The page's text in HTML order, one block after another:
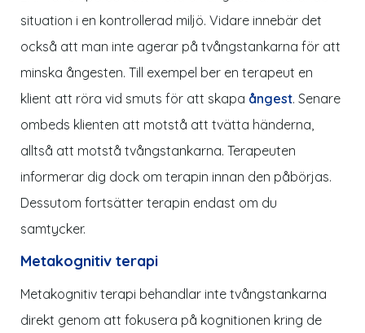
situation i en kontrollerad miljö. Vidare innebär det
också att man inte agerar på tvångstankarna för att
minska ångesten. Till exempel ber en terapeut en
klient att röra vid smuts för att skapa ångest. Senare
ombeds klienten att motstå att tvätta händerna,
alltså att motstå tvångstankarna. Terapeuten
informerar dig dock om terapin innan den påbörjas.
Dessutom fortsätter terapin endast om du
samtycker.
Metakognitiv terapi
Metakognitiv terapi behandlar inte tvångstankarna
direkt genom att fokusera på kognitionen kring de